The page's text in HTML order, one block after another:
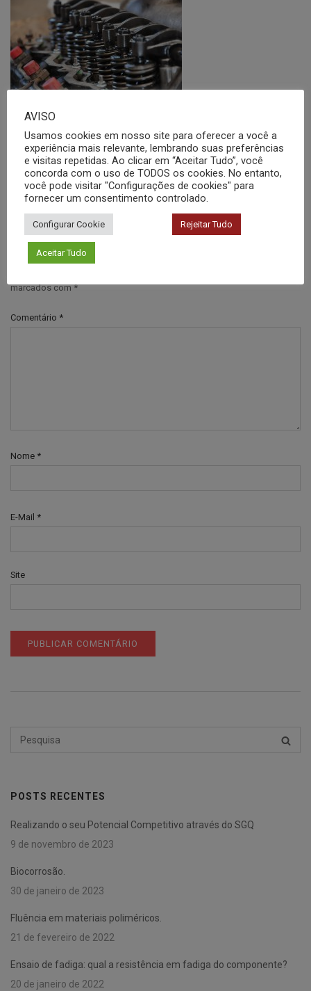
Ensaio de fadiga: qual a resistência em fadiga do
componente?
janeiro 20, 2022
DEIXE UM COMENTÁRIO
marcados com*
Comentário *
Nome *
E-Mail *
Site
Pesquisar
POSTS RECENTES
Realizando o seu Potencial Competitivo através do SGQ
9 de novembro de 2023
Biocorrosão.
30 de janeiro de 2023
Fluência em materiais poliméricos.
21 de fevereiro de 2022
Ensaio de fadiga: qual a resistência em fadiga do componente?
20 de janeiro de 2022
AVISO
Usamos cookies em nosso site para oferecer a você a
experiência mais relevante, lembrando suas preferências
e visitas repetidas. Ao clicar em “Aceitar Tudo”, você
concorda com o uso de TODOS os cookies. No entanto,
você pode visitar "Configurações de cookies" para
fornecer um consentimento controlado.
Configurar Cookie Rejeitar Tudo
Aceitar Tudo